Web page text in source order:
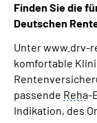
Finden Sie die
Deutschen
Unter www.drv-
komfortable
passende Reha-
Indikation, des